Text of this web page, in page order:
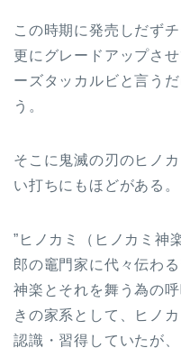
この時期に発売しだず
更にグレードアップさ
ーズタッカルビと言う
う。
そこに鬼滅の刃のヒノ
い打ちにもほどがある。
”ヒノカミ（ヒノカミ神
郎の竈門家に代々伝わ
神楽とそれを舞う為の
きの家系として、ヒノ
認識・習得していたが